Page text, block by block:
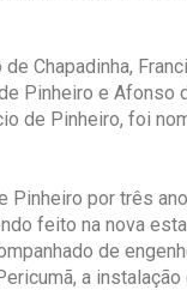
Chapadinha,
Pinheiro e Afonso
de Pinheiro, foi
Pinheiro por três
feito na nova
de
a